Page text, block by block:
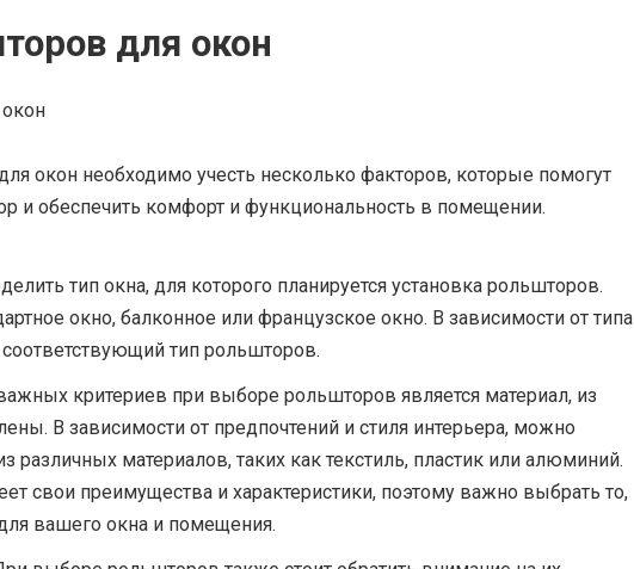
для окон
окон необходимо учесть несколько факторов, которые помогут
и обеспечить комфорт и функциональность в помещении.
тип окна, для которого планируется установка рольшторов.
окно, балконное или французское окно. В зависимости от типа
тип рольшторов.
критериев при выборе рольшторов является материал, из
В зависимости от предпочтений и стиля интерьера, можно
различных материалов, таких как текстиль, пластик или алюминий.
свои преимущества и характеристики, поэтому важно выбрать то,
вашего окна и помещения.